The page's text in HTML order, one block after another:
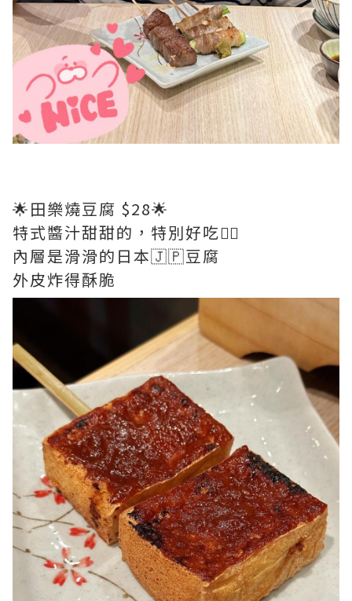
🌟田樂燒豆腐 $28🌟
特式醬汁甜甜的，特別好吃👍🏻
內層是滑滑的日本🇯🇵豆腐
外皮炸得酥脆